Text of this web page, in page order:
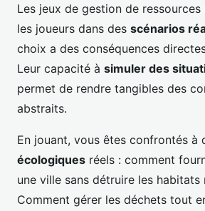
Les jeux de gestion de
les joueurs dans des scénarios
choix a des conséquences
Leur capacité à simuler des
permet de rendre tangibles des
abstraits.
En jouant, vous êtes confrontés à
écologiques réels : comment
une ville sans détruire les habitats
Comment gérer les déchets tout